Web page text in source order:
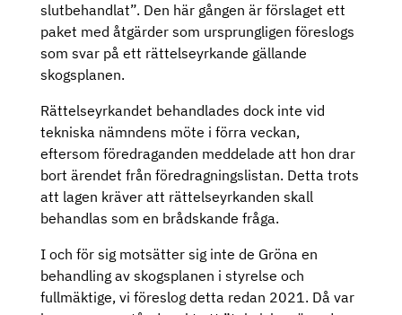
slutbehandlat”. Den här gången är förslaget ett
paket med åtgärder som ursprungligen föreslogs
som svar på ett rättelseyrkande gällande
skogsplanen.
Rättelseyrkandet behandlades dock inte vid
tekniska nämndens möte i förra veckan,
eftersom föredraganden meddelade att hon drar
bort ärendet från föredragningslistan. Detta trots
att lagen kräver att rättelseyrkanden skall
behandlas som en brådskande fråga.
I och för sig motsätter sig inte de Gröna en
behandling av skogsplanen i styrelse och
fullmäktige, vi föreslog detta redan 2021. Då var